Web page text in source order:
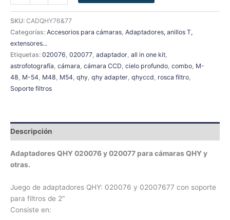
SKU: CADQHY76&77
Categorías: Accesorios para cámaras Adaptadores, anillos T,
extensores...
Etiquetas: 020076 020077 adaptador all in one kit
astrofotografía cámara cámara CCD cielo profundo combo M-
48 M-54 M48 M54 qhy qhy adapter qhyccd rosca filtro
Soporte filtros
Descripción
Adaptadores QHY 020076 y 020077 para cámaras QHY y
otras.
Juego de adaptadores QHY: 020076 y 02007677 con soporte
para filtros de 2″
Consiste en: